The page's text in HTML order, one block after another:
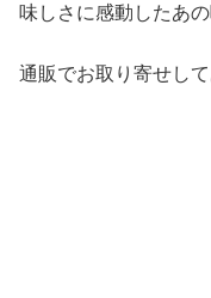
味しさに感動したあ
通販でお取り寄せし